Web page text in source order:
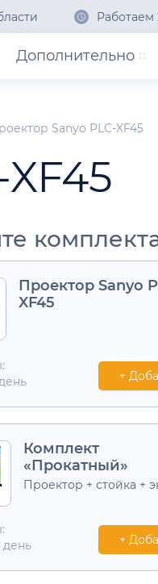
Работаем
Дополнительно
Sanyo PLC-XF45
Проектор Sanyo
XF45
+
Комплект
«Прокатный»
Проектор + стойка +
день +